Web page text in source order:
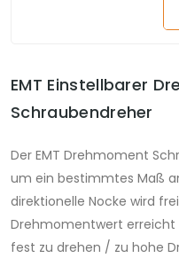
EMT Einstellbarer
Schraubendreher
Der EMT Drehmoment
um ein bestimmtes Maß
direktionelle Nocke wird
Drehmomentwert erreicht
fest zu drehen / zu hohe